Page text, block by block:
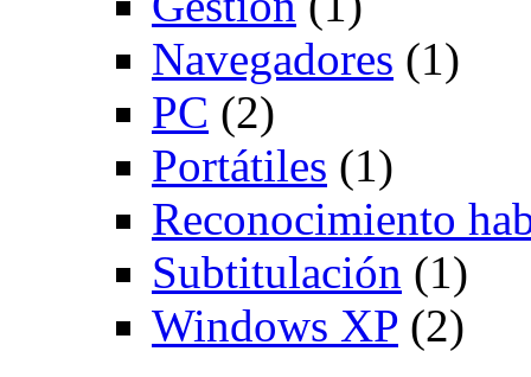
Navegadores (1)
PC (2)
Portátiles (1)
Reconocimiento
Subtitulación (1)
Windows XP (2)